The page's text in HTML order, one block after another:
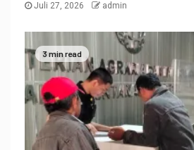
Juli 27, 2026 admin
3 min read